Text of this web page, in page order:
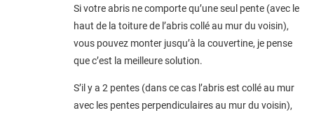
Si votre abris ne comporte qu’une seul pente (avec le
haut de la toiture de l’abris collé au mur du voisin),
vous pouvez monter jusqu’à la couvertine, je pense
que c’est la meilleure solution.
S’il y a 2 pentes (dans ce cas l’abris est collé au mur
avec les pentes perpendiculaires au mur du voisin),